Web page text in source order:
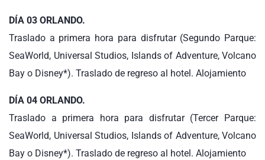
DÍA 03 ORLANDO.
Traslado a primera hora para disfrutar (Segundo Parque:
SeaWorld, Universal Studios, Islands of Adventure, Volcano
Bay o Disney*). Traslado de regreso al hotel. Alojamiento
DÍA 04 ORLANDO.
Traslado a primera hora para disfrutar (Tercer Parque:
SeaWorld, Universal Studios, Islands of Adventure, Volcano
Bay o Disney*). Traslado de regreso al hotel. Alojamiento